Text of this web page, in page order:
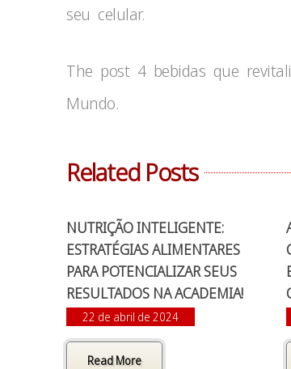
seu celular.
The post 4 bebidas que
Mundo.
Related Posts
NUTRIÇÃO INTELIGENTE:
ESTRATÉGIAS ALIMENTARES
PARA POTENCIALIZAR SEUS
RESULTADOS NA ACADEMIA!
22 de abril de 2024
Read More